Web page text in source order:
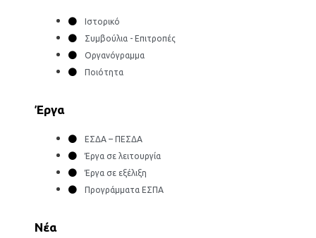
Ιστορικό
Συμβούλια - Επιτροπές
Οργανόγραμμα
Ποιότητα
Έργα
ΕΣΔΑ – ΠΕΣΔΑ
Έργα σε λειτουργία
Έργα σε εξέλιξη
Προγράμματα ΕΣΠΑ
Νέα